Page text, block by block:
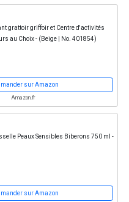
grattoir griffoir et Centre d'activités
au Choix - (Beige | No. 401854)
sur Amazon
Amazon.fr
Peaux Sensibles Biberons 750 ml -
sur Amazon